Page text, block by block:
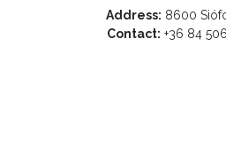
Address: 8600
Contact: +36 84